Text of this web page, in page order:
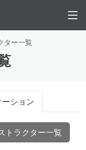
ター一覧
ション
トラクター一覧